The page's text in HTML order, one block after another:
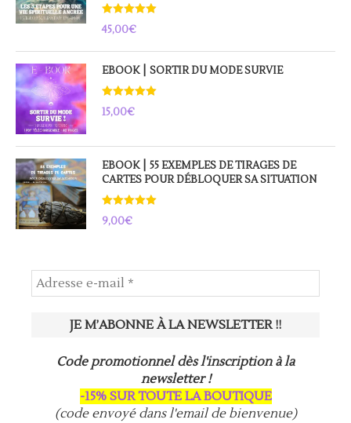
Note5.00
sur 5
45,00€
EBOOK ⎮ SORTIR DU MODE SURVIE
Note5.00
sur 5
15,00€
EBOOK ⎮ 55 EXEMPLES DE TIRAGES DE
CARTES POUR DÉBLOQUER SA SITUATION
Note 5.00
sur 5
9,00€
Code promotionnel dès l'inscription à la
newsletter !
-15% SUR TOUTE LA BOUTIQUE
(code envoyé dans l'email de bienvenue)